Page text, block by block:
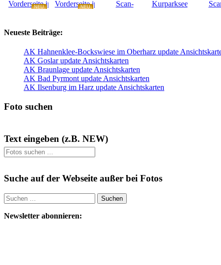
NEU
NEU
Neueste Beiträge:
AK Hahnenklee-Bockswiese im Oberharz update
AK Goslar update Ansichtskarten
AK Braunlage update Ansichtskarten
AK Bad Pyrmont update Ansichtskarten
AK Ilsenburg im Harz update Ansichtskarten
Foto suchen
Text eingeben (z.B. NEW)
Suche auf der Webseite außer bei Fotos
Suchen
nach:
Newsletter abonnieren: